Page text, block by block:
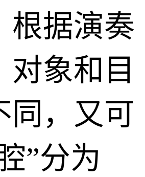
根据演奏
对象和目
同，又可
”分为